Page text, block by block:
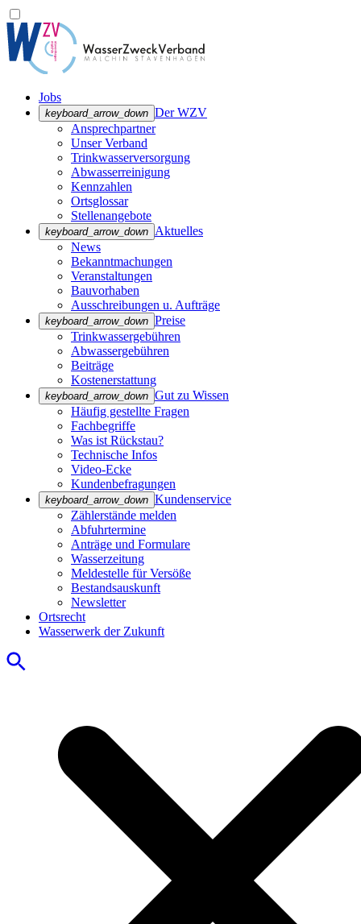
Jobs
keyboard_arrow_down Der WZV
Ansprechpartner
Unser Verband
Trinkwasser­versorgung
Abwasserreinigung
Kennzahlen
Ortsglossar
Stellenangebote
keyboard_arrow_down Aktuelles
News
Bekanntmachungen
Veranstaltungen
Bauvorhaben
Ausschreibungen u. Aufträge
keyboard_arrow_down Preise
Trinkwassergebühren
Abwassergebühren
Beiträge
Kostenerstattung
keyboard_arrow_down Gut zu Wissen
Häufig gestellte Fragen
Fachbegriffe
Was ist Rückstau?
Technische Infos
Video-Ecke
Kundenbefragungen
keyboard_arrow_down Kundenservice
Zählerstände melden
Abfuhrtermine
Anträge und Formulare
Wasserzeitung
Meldestelle für Versöße
Bestandsauskunft
Newsletter
Ortsrecht
Wasserwerk der Zukunft